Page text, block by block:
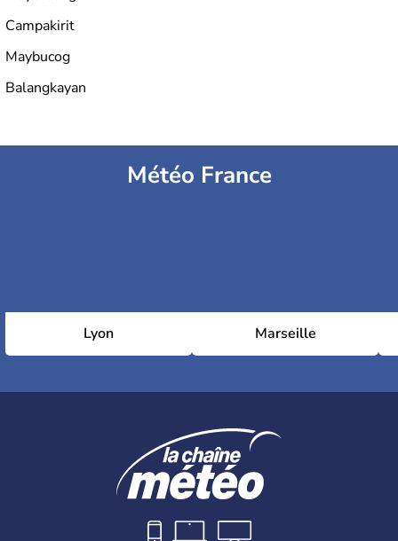
Campakirit
Maybucog
Balangkayan
Météo France
Lyon Marseille